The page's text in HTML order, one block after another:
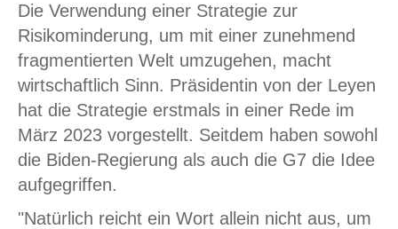
Die Verwendung einer Strategie zur
Risikominderung, um mit einer zunehmend
fragmentierten Welt umzugehen, macht
wirtschaftlich Sinn. Präsidentin von der Leyen
hat die Strategie erstmals in einer Rede im
März 2023 vorgestellt. Seitdem haben sowohl
die Biden-Regierung als auch die G7 die Idee
aufgegriffen.
"Natürlich reicht ein Wort allein nicht aus, um